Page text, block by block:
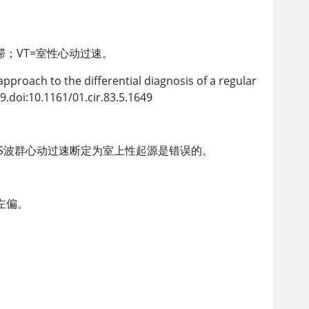
；VT=室性心动过速。
to the differential diagnosis of a regular
01.cir.83.5.1649
群心动过速断定为室上性起源是错误的。
。